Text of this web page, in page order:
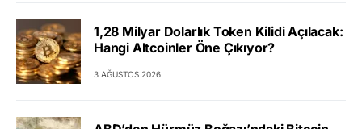
1,28 Milyar Dolarlık Token Kilidi Açılacak:
Hangi Altcoinler Öne Çıkıyor?
3 AĞUSTOS 2026